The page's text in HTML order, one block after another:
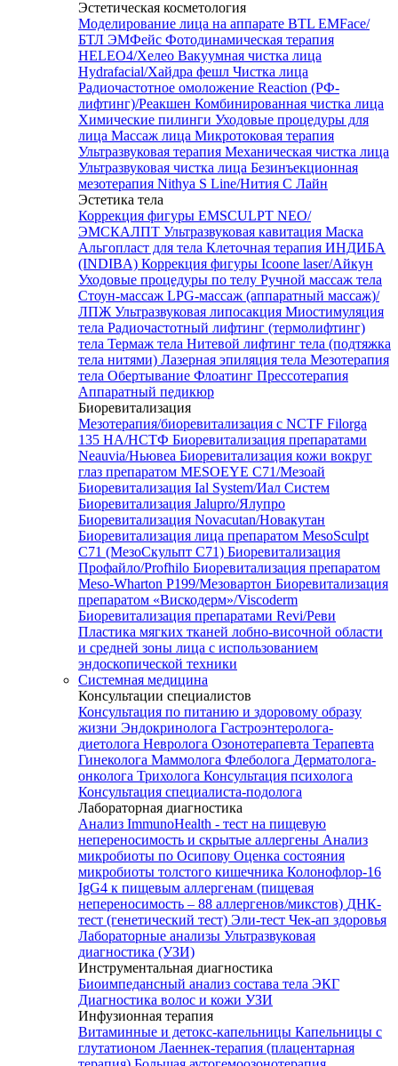
Эстетическая косметология
Моделирование лица на аппарате BTL EMFace/
БТЛ ЭМФейс Фотодинамическая терапия
HELEO4/Хелео Вакуумная чистка лица
Hydrafacial/Хайдра фешл Чистка лица
Радиочастотное омоложение Reaction (РФ-
лифтинг)/Реакшен Комбинированная чистка лица
Химические пилинги Уходовые процедуры для
лица Массаж лица Микротоковая терапия
Ультразвуковая терапия Механическая чистка лица
Ультразвуковая чистка лица Безинъекционная
мезотерапия Nithya S Line/Нития С Лайн
Эстетика тела
Коррекция фигуры EMSCULPT NEO/
ЭМСКАЛПТ Ультразвуковая кавитация Маска
Альгопласт для тела Клеточная терапия ИНДИБА
(INDIBA) Коррекция фигуры Icoone laser/Айкун
Уходовые процедуры по телу Ручной массаж тела
Стоун-массаж LPG-массаж (аппаратный массаж)/
ЛПЖ Ультразвуковая липосакция Миостимуляция
тела Радиочастотный лифтинг (термолифтинг)
тела Термаж тела Нитевой лифтинг тела (подтяжка
тела нитями) Лазерная эпиляция тела Мезотерапия
тела Обертывание Флоатинг Прессотерапия
Аппаратный педикюр
Биоревитализация
Мезотерапия/биоревитализация с NCTF Filorga
135 HA/НСТФ Биоревитализация препаратами
Neauvia/Ньювеа Биоревитализация кожи вокруг
глаз препаратом MESOEYE C71/Мезоай
Биоревитализация Ial System/Иал Систем
Биоревитализация Jalupro/Ялупро
Биоревитализация Novacutan/Новакутан
Биоревитализация лица препаратом MesoSculpt
C71 (МезоСкульпт С71) Биоревитализация
Профайло/Profhilo Биоревитализация препаратом
Meso-Wharton P199/Мезовартон Биоревитализация
препаратом «Вискодерм»/Viscoderm
Биоревитализация препаратами Revi/Реви
Пластика мягких тканей лобно-височной области
и средней зоны лица с использованием
эндоскопической техники
Системная медицина
Консультации специалистов
Консультация по питанию и здоровому образу
жизни Эндокринолога Гастроэнтеролога-
диетолога Невролога Озонотерапевта Терапевта
Гинеколога Маммолога Флеболога Дерматолога-
онколога Трихолога Консультация психолога
Консультация специалиста-подолога
Лабораторная диагностика
Анализ ImmunoHealth - тест на пищевую
непереносимость и скрытые аллергены Анализ
микробиоты по Осипову Оценка состояния
микробиоты толстого кишечника Колонофлор-16
IgG4 к пищевым аллергенам (пищевая
непереносимость – 88 аллергенов/микстов) ДНК-
тест (генетический тест) Эли-тест Чек-ап здоровья
Лабораторные анализы Ультразвуковая
диагностика (УЗИ)
Инструментальная диагностика
Биоимпедансный анализ состава тела ЭКГ
Диагностика волос и кожи УЗИ
Инфузионная терапия
Витаминные и детокс-капельницы Капельницы с
глутатионом Лаеннек-терапия (плацентарная